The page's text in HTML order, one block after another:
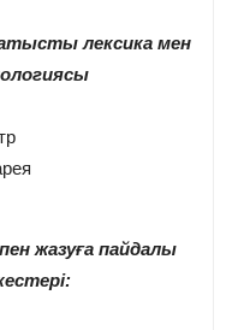
лексика мен
жазуға пайдалы